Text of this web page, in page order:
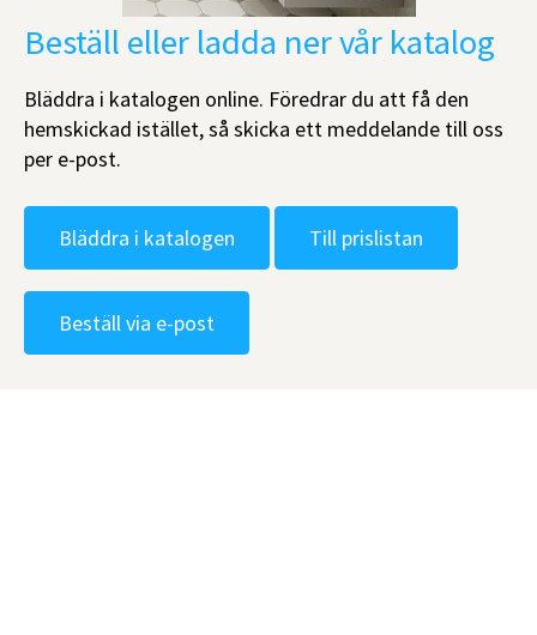
Beställ eller ladda ner vår katalog
Bläddra i katalogen online. Föredrar du att få den
hemskickad istället, så skicka ett meddelande till oss
per e-post.
Bläddra i katalogen Till prislistan
Beställ via e-post